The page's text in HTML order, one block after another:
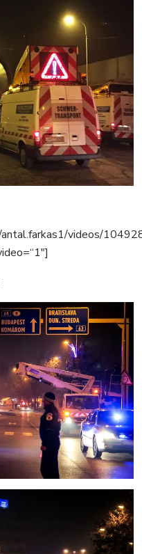
antal.farkas1/videos/